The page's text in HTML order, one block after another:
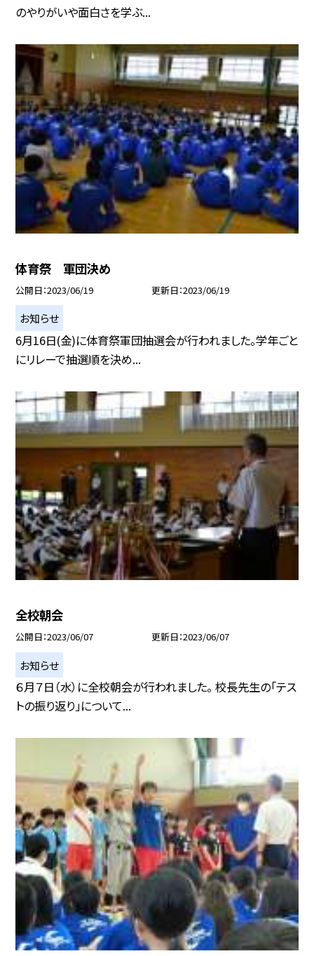
のやりがいや面白さを学ぶ...
体育祭 軍団決め
公開日 2023/06/19 更新日 2023/06/19
お知らせ
6月16日(金)に体育祭軍団抽選会が行われました。学年ごと
にリレーで抽選順を決め...
全校朝会
公開日 2023/06/07 更新日 2023/06/07
お知らせ
６月７日（水）に全校朝会が行われました。 校長先生の「テス
トの振り返り」について...